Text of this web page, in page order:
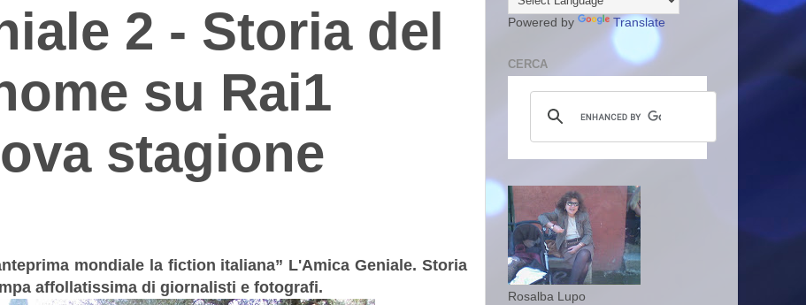
2 - Storia del
su Rai1
stagione
mondiale la fiction italiana” L'Amica Geniale. Storia
affollatissima di giornalisti e fotografi.
Powered by Translate
CERCA
Rosalba Lupo